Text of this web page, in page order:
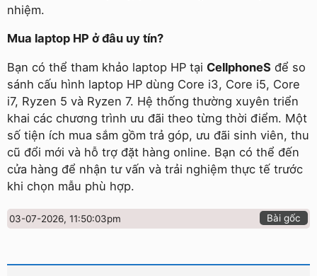
nhiệm.
Mua laptop HP ở đâu uy tín?
Bạn có thể tham khảo laptop HP tại CellphoneS để so
sánh cấu hình laptop HP dùng Core i3, Core i5, Core
i7, Ryzen 5 và Ryzen 7. Hệ thống thường xuyên triển
khai các chương trình ưu đãi theo từng thời điểm. Một
số tiện ích mua sắm gồm trả góp, ưu đãi sinh viên, thu
cũ đổi mới và hỗ trợ đặt hàng online. Bạn có thể đến
cửa hàng để nhận tư vấn và trải nghiệm thực tế trước
khi chọn mẫu phù hợp.
03-07-2026, 11:50:03pm Bài gốc